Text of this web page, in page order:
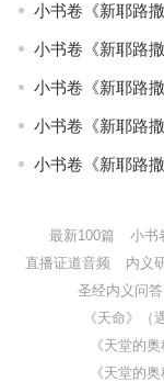
小书卷《新耶路
小书卷《新耶路
小书卷《新耶路
小书卷《新耶路
小书卷《新耶路
最新100篇 小书
直播证道音频
内义
圣经内义问答
《天命》（
《天堂的
《天堂的